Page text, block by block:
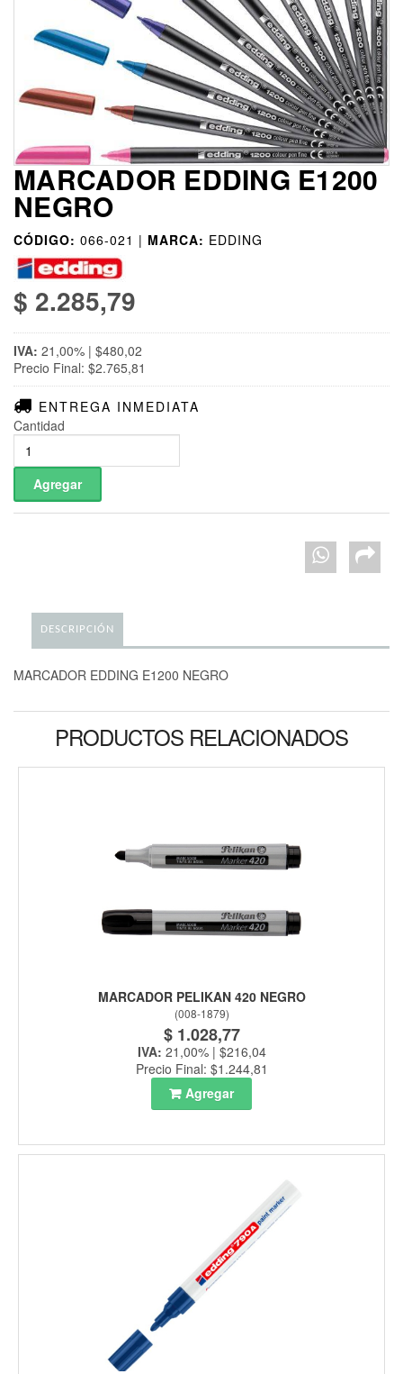
MARCADOR EDDING E1200
NEGRO
CÓDIGO: 066-021 | MARCA: EDDING
$ 2.285,79
IVA: 21,00% | $480,02
Precio Final: $2.765,81
ENTREGA INMEDIATA
Cantidad
DESCRIPCIÓN
MARCADOR EDDING E1200 NEGRO
PRODUCTOS RELACIONADOS
MARCADOR PELIKAN 420 NEGRO
(008-1879)
$ 1.028,77
IVA: 21,00% | $216,04
Precio Final: $1.244,81
Agregar